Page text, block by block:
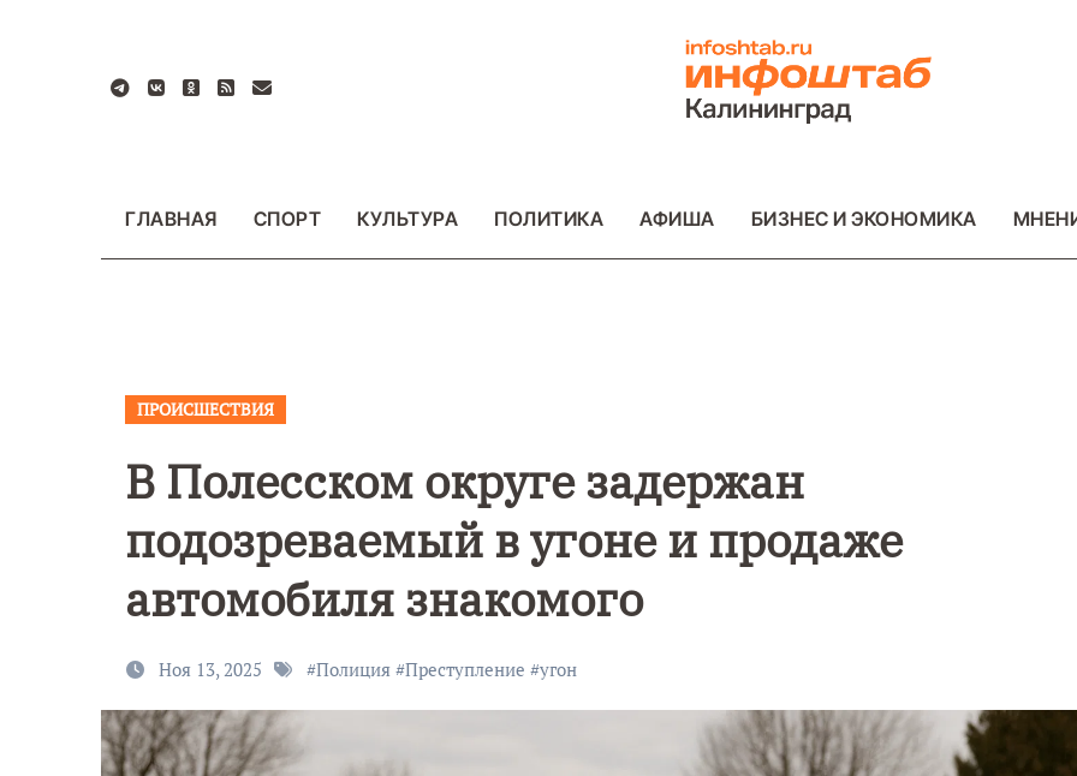
содержанию
ГЛАВНАЯ СПОРТ КУЛЬТУРА ПОЛИТИКА АФИША БИЗНЕС И ЭКОНОМИКА
ПРОИСШЕСТВИЯ
В Полесском округе задержан
подозреваемый в угоне и продаже
автомобиля знакомого
Ноя 13, 2025 #Полиция #Преступление #угон